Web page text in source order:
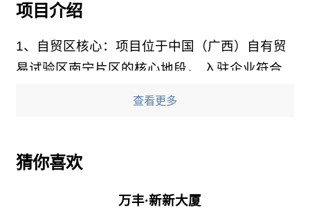
项目介绍
1、自贸区核心：项目位于中国（广西）自有贸
易试验区南宁片区的核心地段， 入驻企业符合
中国500强前海人寿自持招商运营，T1栋300㎡
把控入驻企业资质，打造高端企业圈层聚集地；
查看更多
猜你喜欢
万丰·新新大厦